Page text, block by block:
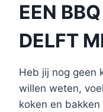
EEN
DELFT
Heb jij nog geen
willen weten,
koken en